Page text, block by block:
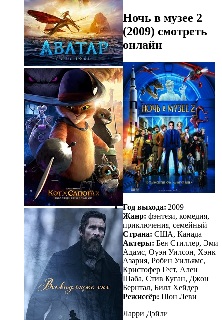
Ночь в музее 2
(2009) смотреть
онлайн
Год выхода: 2009
Жанр: фэнтези, комедия,
приключения, семейный
Страна: США, Канада
Актеры: Бен Стиллер, Эми
Адамс, Оуэн Уилсон, Хэнк
Азария, Робин Уильямс,
Кристофер Гест, Ален
Шаба, Стив Куган, Джон
Бернтал, Билл Хейдер
Режиссёр: Шон Леви
Ларри Дэйли